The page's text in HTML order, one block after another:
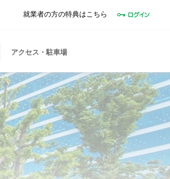
就業者の方の特典はこちら
アクセス・駐車場